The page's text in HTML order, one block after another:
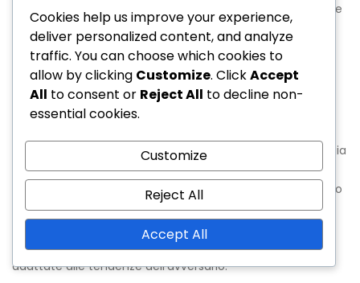
difensiva compatta e sul passare rapidamente la palla alle
giocatrici offensive. Questo richiede non solo abilità, ma
anche alti livelli di forma fisica per sostenere movimenti
rapidi su e giù per il campo.
Difese sui calci piazzati
Difendere i calci piazzati è un aspetto critico della strategia
difensiva complessiva di una squadra. Le squadre devono
stabilire ruoli e responsabilità chiari durante i calci d’angolo
e le punizioni per minimizzare il rischio di subire gol. Difese
efficaci sui calci piazzati spesso coinvolgono una
combinazione di marcatura uomo e marcatura a zona,
adattate alle tendenze dell’avversario.
Cookies help us improve your experience,
deliver personalized content, and analyze
traffic. You can choose which cookies to
allow by clicking Customize. ClickAccept
All to consent or Reject All to decline non-
essential cookies.
Customize
Reject All
Accept All